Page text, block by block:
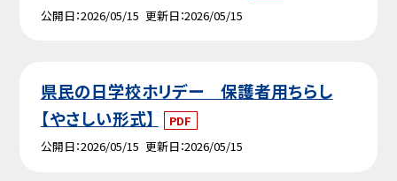
公開日 2026/05/15 更新日 2026/05/15
県民の日学校ホリデー 保護者用ちらし
【やさしい形式】
PDF
公開日 2026/05/15 更新日 2026/05/15